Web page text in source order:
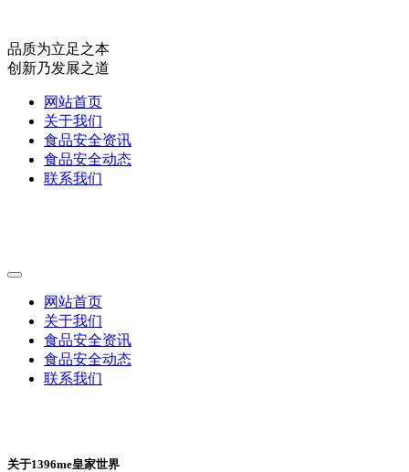
品质为立足之本
创新乃发展之道
网站首页
关于我们
食品安全资讯
食品安全动态
联系我们
网站首页
关于我们
食品安全资讯
食品安全动态
联系我们
关于1396me皇家世界